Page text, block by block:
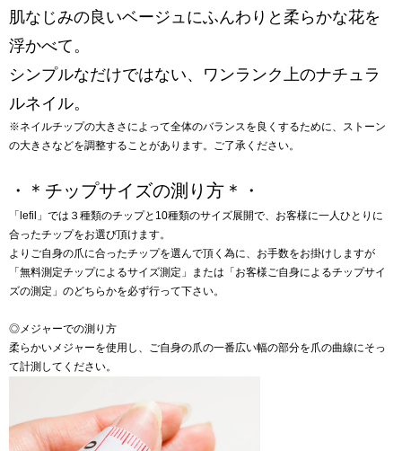
肌なじみの良いベージュにふんわりと柔らかな花を
浮かべて。
シンプルなだけではない、ワンランク上のナチュラ
ルネイル。
※ネイルチップの大きさによって全体のバランスを良くするために、ストーン
の大きさなどを調整することがあります。ご了承ください。
・＊チップサイズの測り方＊・
「lefil」では３種類のチップと10種類のサイズ展開で、お客様に一人ひとりに
合ったチップをお選び頂けます。
よりご自身の爪に合ったチップを選んで頂く為に、お手数をお掛けしますが
「無料測定チップによるサイズ測定」または「お客様ご自身によるチップサイ
ズの測定」のどちらかを必ず行って下さい。
◎メジャーでの測り方
柔らかいメジャーを使用し、ご自身の爪の一番広い幅の部分を爪の曲線にそっ
て計測してください。